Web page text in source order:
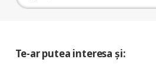
Te-ar putea interesa și: